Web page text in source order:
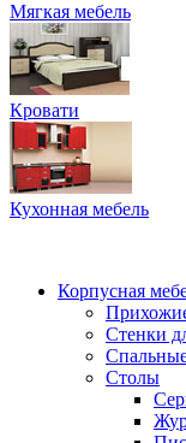
Мягкая мебель
Кровати
Кухонная мебель
Корпусная
Стенки
Столы